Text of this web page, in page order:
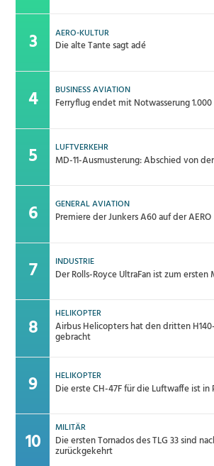
AERO-KULTUR
Die alte Tante sagt adé
BUSINESS AVIATION
Ferryflug endet mit Notwasserung
LUFTVERKEHR
MD-11-Ausmusterung: Abschied von
GENERAL AVIATION
Premiere der Junkers A60 auf der AERO
INDUSTRIE
Der Rolls-Royce UltraFan ist zum ersten
HELIKOPTER
Airbus Helicopters hat den dritten
gebracht
HELIKOPTER
Die erste CH-47F für die Luftwaffe ist
MILITÄR
Die ersten Tornados des TLG 33 sind
zurückgekehrt